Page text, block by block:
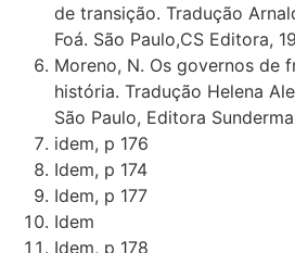
de transição. Tradução
Foá. São Paulo,CS Editora,
Moreno, N. Os governos de
história. Tradução Helena
São Paulo, Editora
idem, p 176
Idem, p 174
Idem, p 177
Idem
Idem, p 178